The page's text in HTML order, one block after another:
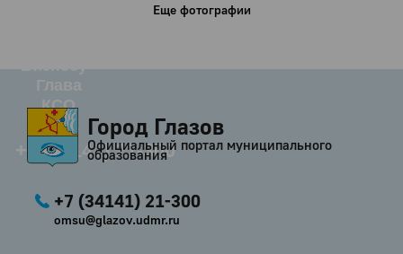
Бизнесу
Глава
КСО
Дума
+7 (34141) 21-300
Еще фотографии
Город Глазов
Официальный портал муниципального
образования
+7 (34141) 21-300
omsu@glazov.udmr.ru